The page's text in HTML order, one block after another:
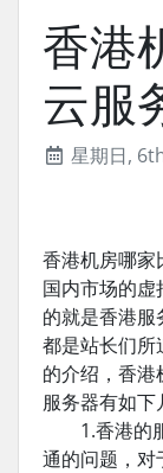
香港
云服
星期日,
香港机房哪家
国内市场的
的就是香港服
都是站长们所
的介绍，香
服务器有如下
1.香港的服
通的问题，对